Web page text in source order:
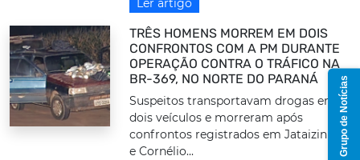
Ler artigo
TRÊS HOMENS MORREM EM DOIS
CONFRONTOS COM A PM DURANTE
OPERAÇÃO CONTRA O TRÁFICO NA
BR-369, NO NORTE DO PARANÁ
Suspeitos transportavam drogas em
dois veículos e morreram após
confrontos registrados em Jataizinho
e Cornélio...
Grupo de Notícias